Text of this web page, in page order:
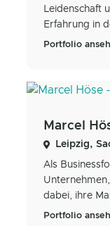
Leidenschaft
Erfahrung in
Portfolio
Marcel
Leipzig,
Als
dabei, ihre
Portfolio